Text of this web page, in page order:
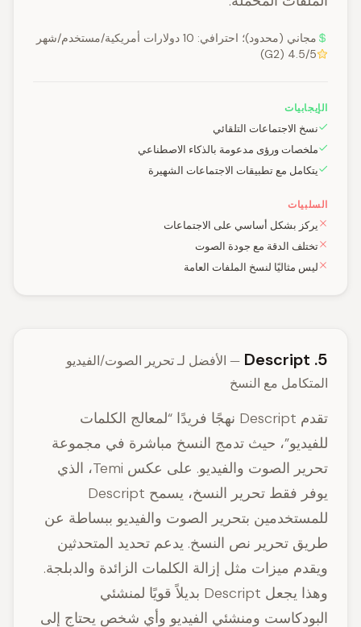
مجاني (محدود)؛ احترافي: 10 دولارات أمريكية/مستخدم/شهر
4.5/5 (G2)
الإيجابيات
نسخ الاجتماعات التلقائي
ملخصات ورؤى مدعومة بالذكاء الاصطناعي
يتكامل مع تطبيقات الاجتماعات الشهيرة
السلبيات
يركز بشكل أساسي على الاجتماعات
تختلف الدقة مع جودة الصوت
ليس مثاليًا لنسخ الملفات العامة
5. Descript
— الأفضل لـ تحرير الصوت/الفيديو
المتكامل مع النسخ
تقدم Descript نهجًا فريدًا “لمعالج الكلمات
للفيديو”، حيث تدمج النسخ مباشرة في مجموعة
تحرير الصوت والفيديو. على عكس Temi، الذي
يوفر فقط تحرير النسخ، يسمح Descript
للمستخدمين بتحرير الصوت والفيديو ببساطة عن
طريق تحرير نص النسخ. يدعم تحديد المتحدثين
ويقدم ميزات مثل إزالة الكلمات الزائدة والدبلجة.
وهذا يجعل Descript بديلاً قويًا لمنشئي
البودكاست ومنشئي الفيديو وأي شخص يحتاج إلى